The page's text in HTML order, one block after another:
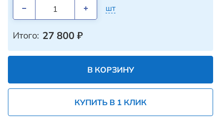
шт
Итого: 27 800 ₽
В КОРЗИНУ
КУПИТЬ В 1 КЛИК